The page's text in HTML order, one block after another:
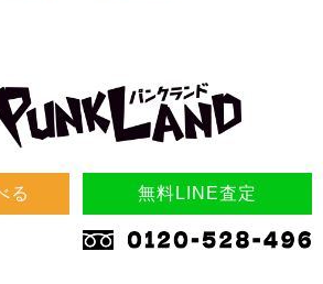
る 無料LINE査定